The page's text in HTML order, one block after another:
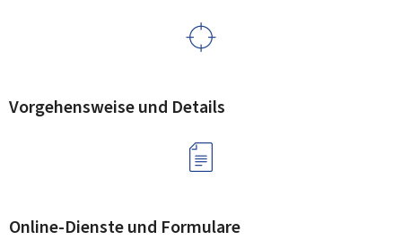
Vorgehensweise und Details
Online-Dienste und Formulare